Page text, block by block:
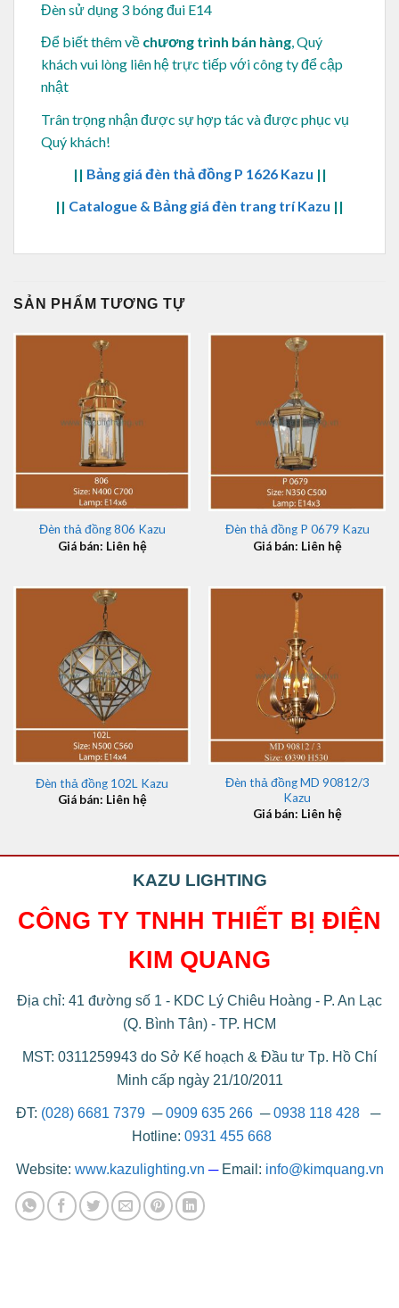
Đèn sử dụng 3 bóng đui E14
Để biết thêm về chương trình bán hàng, Quý
khách vui lòng liên hệ trực tiếp với công ty để cập
nhật
Trân trọng nhận được sự hợp tác và được phục vụ
Quý khách!
|| Bảng giá đèn thả đồng P 1626 Kazu ||
|| Catalogue & Bảng giá đèn trang trí Kazu ||
SẢN PHẨM TƯƠNG TỰ
Đèn thả đồng 806 Kazu
Giá bán: Liên hệ
Đèn thả đồng P 0679 Kazu
Giá bán: Liên hệ
Đèn thả đồng 102L Kazu
Giá bán: Liên hệ
Đèn thả đồng MD 90812/3
Kazu
Giá bán: Liên hệ
KAZU LIGHTING
CÔNG TY TNHH THIẾT BỊ ĐIỆN
KIM QUANG
Địa chỉ: 41 đường số 1 - KDC Lý Chiêu Hoàng - P. An Lạc
(Q. Bình Tân) - TP. HCM
MST: 0311259943 do Sở Kế hoạch & Đầu tư Tp. Hồ Chí
Minh cấp ngày 21/10/2011
ĐT: (028) 6681 7379 ─0909 635 266─0938 118 428─
Hotline: 0931 455 668
Website: www.kazulighting.vn ─ Email: info@kimquang.vn